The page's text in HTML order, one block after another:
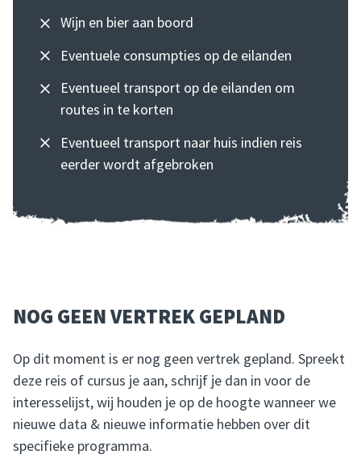
Wijn en bier aan boord
Eventuele consumpties op de eilanden
Eventueel transport op de eilanden om
routes in te korten
Eventueel transport naar huis indien reis
eerder wordt afgebroken
NOG GEEN VERTREK GEPLAND
Op dit moment is er nog geen vertrek gepland. Spreekt
deze reis of cursus je aan, schrijf je dan in voor de
interesselijst, wij houden je op de hoogte wanneer we
nieuwe data & nieuwe informatie hebben over dit
specifieke programma.